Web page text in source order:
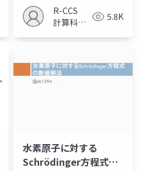
R-CCS
計算科学
5.8K
水素原子に対する
Schrödinger方程式の